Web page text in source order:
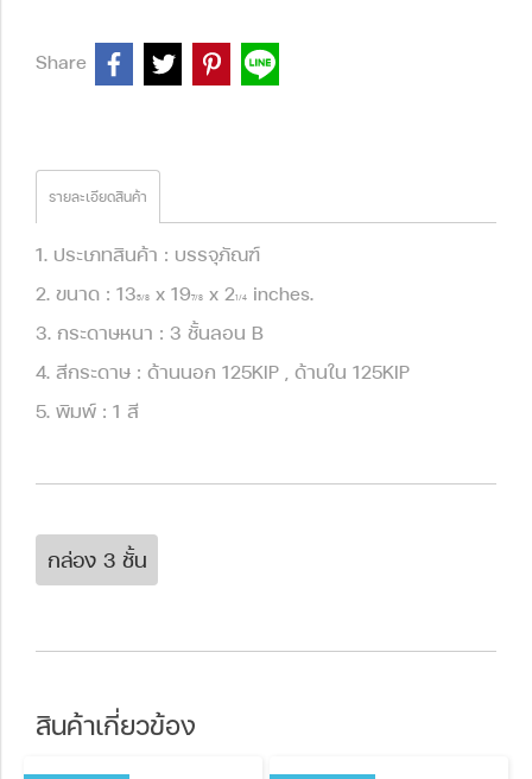
Share
รายละเอียดสินค้า
1. ประเภทสินค้า : บรรจุภัณฑ์
2. ขนาด : 135/8 x 197/8 x 21/4
inches.
3. กระดาษหนา : 3 ชั้นลอน B
4. สีกระดาษ : ด้านนอก 125KIP , ด้านใน 125KIP
5. พิมพ์ : 1 สี
กล่อง 3 ชั้น
สินค้าเกี่ยวข้อง